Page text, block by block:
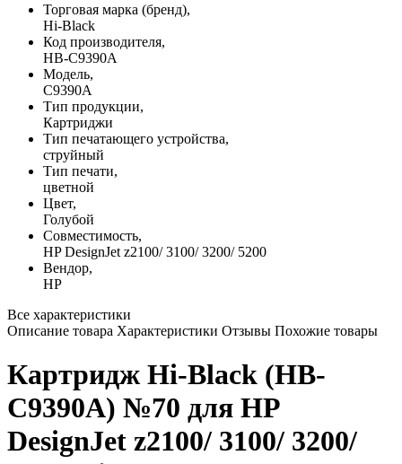
Торговая марка (бренд),
Hi-Black
Код производителя,
HB-C9390A
Модель,
C9390A
Тип продукции,
Картриджи
Тип печатающего устройства,
струйный
Тип печати,
цветной
Цвет,
Голубой
Совместимость,
HP DesignJet z2100/ 3100/ 3200/ 5200
Вендор,
HP
Все характеристики
Описание товара Характеристики Отзывы Похожие товары
Картридж Hi-Black (HB-
C9390A) №70 для HP
DesignJet z2100/ 3100/ 3200/